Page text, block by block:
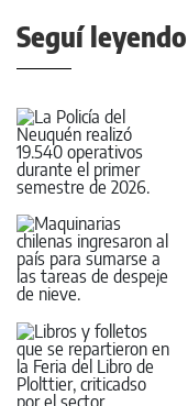
Seguí leyendo